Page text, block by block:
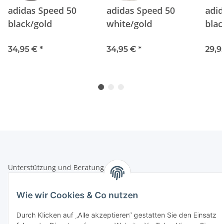
adidas Speed 50
black/gold
34,95 € *
adidas Speed 50
white/gold
34,95 € *
Unterstützung und Beratung unter:
oder per eMail:info@sportart3.com
Wie wir Cookies & Co nutzen
Durch Klicken auf „Alle akzeptieren“ gestatten Sie den Einsatz